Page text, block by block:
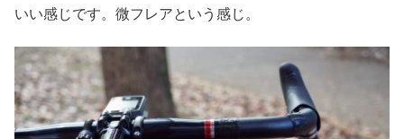
いい感じです。微フレアという感じ。